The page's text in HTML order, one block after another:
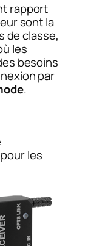
rapport
sont la
de classe,
les
besoins
par
.
les